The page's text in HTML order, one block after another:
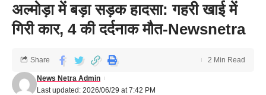
अल्मोड़ा में बड़ा सड़क हादसा: गहरी खाई में
गिरी कार, 4 की दर्दनाक मौत-Newsnetra
Last updated: 2026/06/29 at 7:42 PM
News Netra Admin
Share 2 Min Read